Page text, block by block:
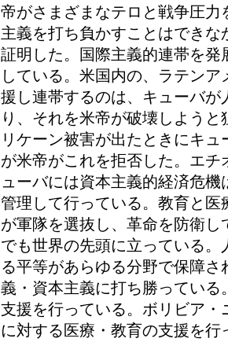
帝がさまざまなテロと戦争圧
主義を打ち負かすことはでき
証明した。国際主義的連帯を
している。米国内の、ラテン
援し連帯するのは、キューバ
り、それを米帝が破壊しよう
リケーン被害が出たときにキ
が米帝がこれを拒否した。エ
ューバには資本主義的経済危
管理して行っている。教育と
が軍隊を選抜し、革命を防衛
でも世界の先頭に立っている
る平等があらゆる分野で保障
義・資本主義に打ち勝ってい
支援を行っている。ボリビア
に対する医療・教育の支援を